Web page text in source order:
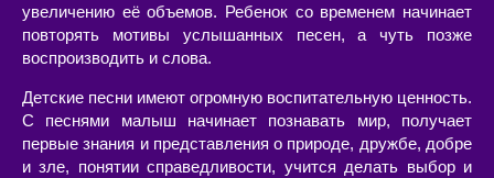
увеличению её объемов. Ребенок со временем начинает
повторять мотивы услышанных песен, а чуть позже
воспроизводить и слова.
Детские песни имеют огромную воспитательную ценность.
С песнями малыш начинает познавать мир, получает
первые знания и представления о природе, дружбе, добре
и зле, понятии справедливости, учится делать выбор и